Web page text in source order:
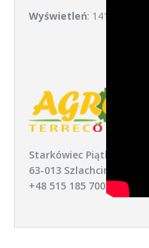
Wyświetleń: 141
Starkówiec Piątkowski 52,
63-013 Szlachcin
+48 515 185 700